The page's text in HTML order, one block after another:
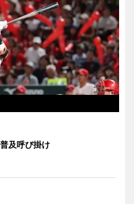
及呼び掛け